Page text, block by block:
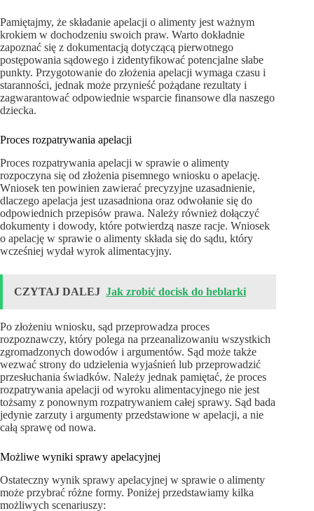
Pamiętajmy, że składanie apelacji o alimenty jest ważnym
krokiem w dochodzeniu swoich praw. Warto dokładnie
zapoznać się z dokumentacją dotyczącą pierwotnego
postępowania sądowego i zidentyfikować potencjalne słabe
punkty. Przygotowanie do złożenia apelacji wymaga czasu i
staranności, jednak może przynieść pożądane rezultaty i
zagwarantować odpowiednie wsparcie finansowe dla naszego
dziecka.
Proces rozpatrywania apelacji
Proces rozpatrywania apelacji w sprawie o alimenty
rozpoczyna się od złożenia pisemnego wniosku o apelację.
Wniosek ten powinien zawierać precyzyjne uzasadnienie,
dlaczego apelacja jest uzasadniona oraz odwołanie się do
odpowiednich przepisów prawa. Należy również dołączyć
dokumenty i dowody, które potwierdzą nasze racje. Wniosek
o apelację w sprawie o alimenty składa się do sądu, który
wcześniej wydał wyrok alimentacyjny.
CZYTAJ DALEJ Jak zrobić docisk do heblarki
Po złożeniu wniosku, sąd przeprowadza proces
rozpoznawczy, który polega na przeanalizowaniu wszystkich
zgromadzonych dowodów i argumentów. Sąd może także
wezwać strony do udzielenia wyjaśnień lub przeprowadzić
przesłuchania świadków. Należy jednak pamiętać, że proces
rozpatrywania apelacji od wyroku alimentacyjnego nie jest
tożsamy z ponownym rozpatrywaniem całej sprawy. Sąd bada
jedynie zarzuty i argumenty przedstawione w apelacji, a nie
całą sprawę od nowa.
Możliwe wyniki sprawy apelacyjnej
Ostateczny wynik sprawy apelacyjnej w sprawie o alimenty
może przybrać różne formy. Poniżej przedstawiamy kilka
możliwych scenariuszy: